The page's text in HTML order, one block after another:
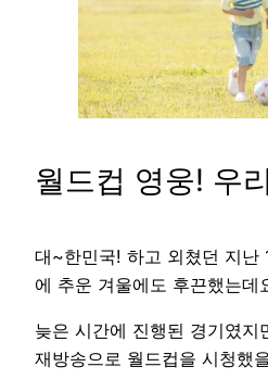
월드컵 영웅! 우
대~한민국! 하고 외쳤던 지난
에 추운 겨울에도 후끈했는데
늦은 시간에 진행된 경기였지
재방송으로 월드컵을 시청했